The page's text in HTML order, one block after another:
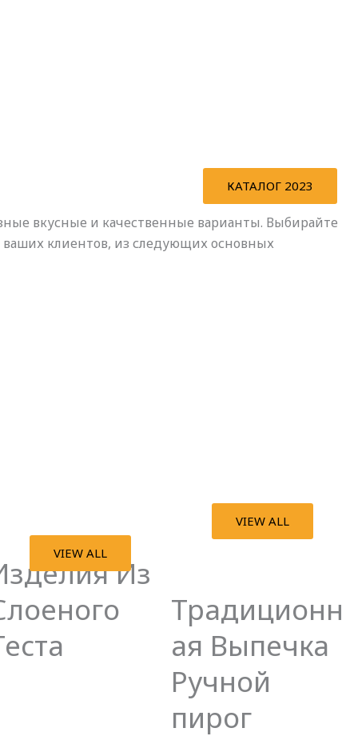
КАТАЛОГ 2023
вкусные и качественные варианты. Выбирайте
клиентов, из следующих основных
Из
VIEW ALL
Традиционн
ая Выпечка
Pучной
пирог
VIEW ALL